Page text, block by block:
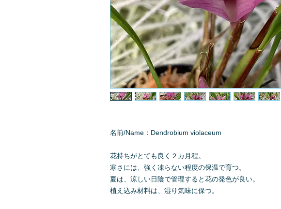
名前/Name：Dendrobium violaceum
花持ちがとても良く２カ月程。
寒さには、強く凍らない程度の保温で育つ。
夏は、涼しい日陰で管理すると花の発色が良い。
植え込み材料は、湿り気味に保つ。